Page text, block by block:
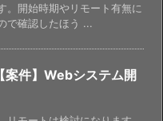
。開始時期やリモート有無に
で確認したほう ...
案件】Webシステム開